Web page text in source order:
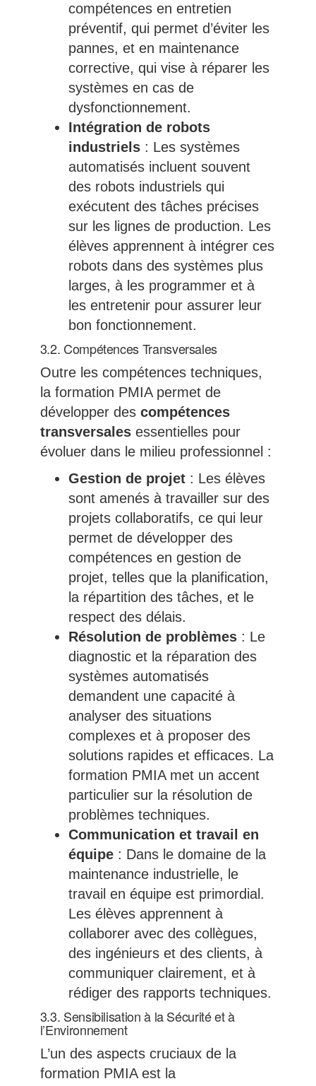
compétences en entretien
préventif, qui permet d’éviter les
pannes, et en maintenance
corrective, qui vise à réparer les
systèmes en cas de
dysfonctionnement.
Intégration de robots
industriels: Les systèmes
automatisés incluent souvent
des robots industriels qui
exécutent des tâches précises
sur les lignes de production. Les
élèves apprennent à intégrer ces
robots dans des systèmes plus
larges, à les programmer et à
les entretenir pour assurer leur
bon fonctionnement.
3.2. Compétences Transversales
Outre les compétences techniques,
la formation PMIA permet de
développer des compétences
transversalesessentielles pour
évoluer dans le milieu professionnel :
Gestion de projet: Les élèves
sont amenés à travailler sur des
projets collaboratifs, ce qui leur
permet de développer des
compétences en gestion de
projet, telles que la planification,
la répartition des tâches, et le
respect des délais.
Résolution de problèmes: Le
diagnostic et la réparation des
systèmes automatisés
demandent une capacité à
analyser des situations
complexes et à proposer des
solutions rapides et efficaces. La
formation PMIA met un accent
particulier sur la résolution de
problèmes techniques.
Communication et travail en
équipe: Dans le domaine de la
maintenance industrielle, le
travail en équipe est primordial.
Les élèves apprennent à
collaborer avec des collègues,
des ingénieurs et des clients, à
communiquer clairement, et à
rédiger des rapports techniques.
3.3. Sensibilisation à la Sécurité et à
l’Environnement
L’un des aspects cruciaux de la
formation PMIA est la